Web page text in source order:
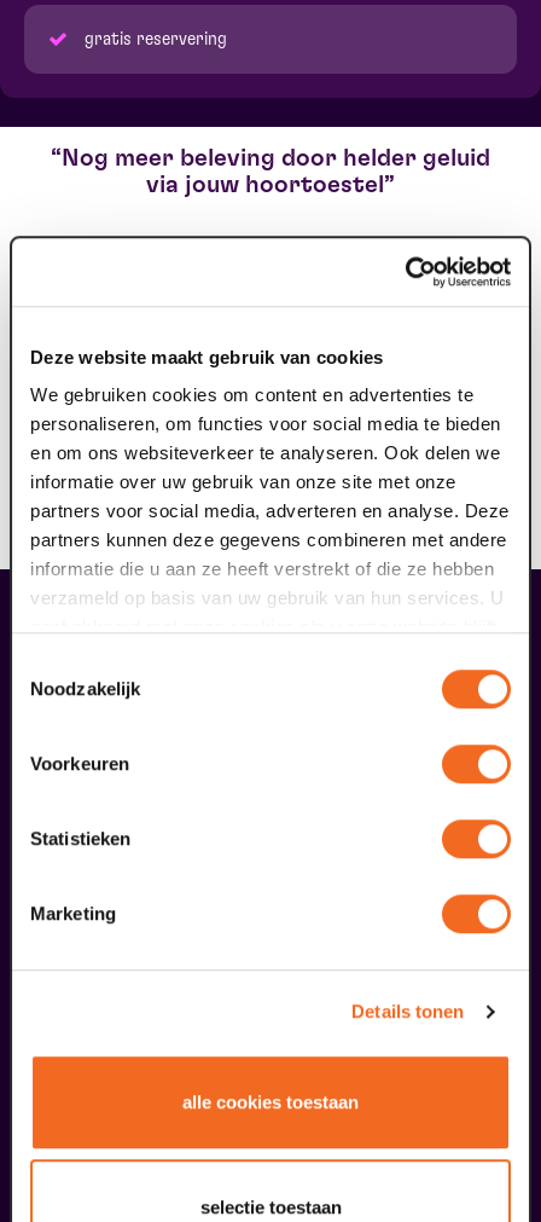
Deze website maakt gebruik van cookies
We gebruiken cookies om content en advertenties te
personaliseren, om functies voor social media te bieden
en om ons websiteverkeer te analyseren. Ook delen we
informatie over uw gebruik van onze site met onze
partners voor social media, adverteren en analyse. Deze
partners kunnen deze gegevens combineren met andere
informatie die u aan ze heeft verstrekt of die ze hebben
verzameld op basis van uw gebruik van hun services. U
Noodzakelijk
Voorkeuren
Statistieken
Marketing
Details tonen
alle cookies toestaan
selectie toestaan
gratis reservering
Nog meer beleving door helder geluid
via jouw hoortoestel
Heb je problemen met jouw gehoor en draag je een
met T-stand). Het draagbare ringleidingsysteem dient
ervoor om geluid storingsvrij over te dragen aan jouw
hoortoestel. Hierdoor kun je nog meer genieten van de
voorstelling. Reserveer jouw gratis ringleiding hier, je
ontvangt hiervan een e-ticket. Op vertoon van dit
ticket kun je voorafgaand aan de voorstelling de
ringleiding afhalen bij de theaterkassa.
overige arrangementen